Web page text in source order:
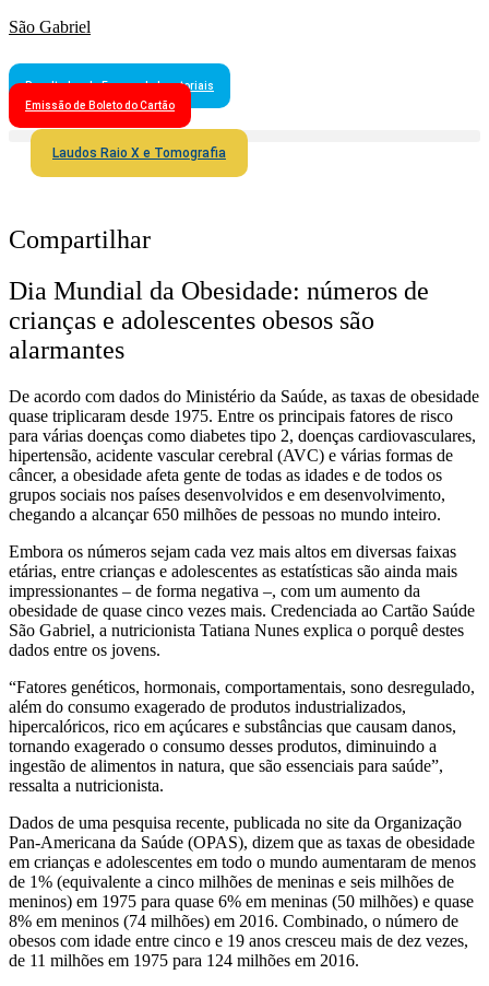
São Gabriel
Resultados de Exames Laboratoriais
Emissão de Boleto do Cartão
Laudos Raio X e Tomografia
Compartilhar
Dia Mundial da Obesidade: números de
crianças e adolescentes obesos são
alarmantes
De acordo com dados do Ministério da Saúde, as taxas de obesidade
quase triplicaram desde 1975. Entre os principais fatores de risco
para várias doenças como diabetes tipo 2, doenças cardiovasculares,
hipertensão, acidente vascular cerebral (AVC) e várias formas de
câncer, a obesidade afeta gente de todas as idades e de todos os
grupos sociais nos países desenvolvidos e em desenvolvimento,
chegando a alcançar 650 milhões de pessoas no mundo inteiro.
Embora os números sejam cada vez mais altos em diversas faixas
etárias, entre crianças e adolescentes as estatísticas são ainda mais
impressionantes – de forma negativa –, com um aumento da
obesidade de quase cinco vezes mais. Credenciada ao Cartão Saúde
São Gabriel, a nutricionista Tatiana Nunes explica o porquê destes
dados entre os jovens.
“Fatores genéticos, hormonais, comportamentais, sono desregulado,
além do consumo exagerado de produtos industrializados,
hipercalóricos, rico em açúcares e substâncias que causam danos,
tornando exagerado o consumo desses produtos, diminuindo a
ingestão de alimentos in natura, que são essenciais para saúde”,
ressalta a nutricionista.
Dados de uma pesquisa recente, publicada no site da Organização
Pan-Americana da Saúde (OPAS), dizem que as taxas de obesidade
em crianças e adolescentes em todo o mundo aumentaram de menos
de 1% (equivalente a cinco milhões de meninas e seis milhões de
meninos) em 1975 para quase 6% em meninas (50 milhões) e quase
8% em meninos (74 milhões) em 2016. Combinado, o número de
obesos com idade entre cinco e 19 anos cresceu mais de dez vezes,
de 11 milhões em 1975 para 124 milhões em 2016.